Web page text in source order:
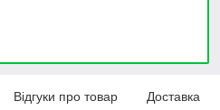
Відгуки про товар Доставка